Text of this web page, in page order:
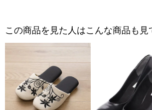
この商品を見た人はこんな商品も見